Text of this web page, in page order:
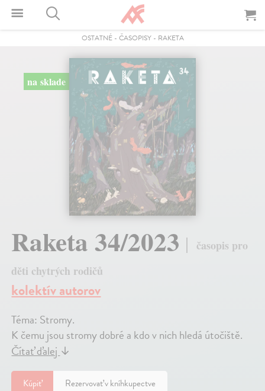
OSTATNÉ- ČASOPISY- RAKETA
na sklade
Raketa 34/2023
časopis pro
děti chytrých rodičů
kolektív autorov
Téma: Stromy.
K čemu jsou stromy dobré a kdo v nich hledá útočiště.
Čítať ďalej↓
Kúpiť Rezervovať v kníhkupectve